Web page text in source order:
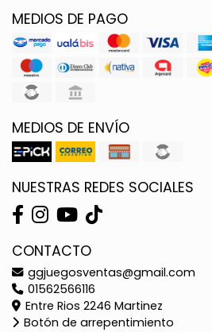
MEDIOS DE PAGO
MEDIOS DE ENVÍO
NUESTRAS REDES SOCIALES
CONTACTO
ggjuegosventas@gmail.com
01562566116
Entre Rios 2246 Martinez
Botón de arrepentimiento